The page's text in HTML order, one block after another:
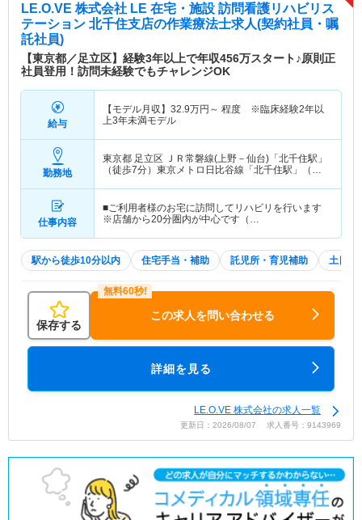
LE.O.VE 株式会社 LE 在宅・施設 訪問看護リハビリス
テーション 北千住支店の作業療法士求人(契約社員・嘱
託社員)
【東京都／足立区】経験3年以上で年収456万スタート♪原則正
社員登用！訪問未経験でもチャレンジOK
給与
【モデル月収】 32.9万円～ 程度 ※臨床経験2年以
上3年未満モデル
勤務地
東京都 足立区
ＪＲ常磐線(上野－仙台)「北千住駅」
（徒歩7分）東京メトロ日比谷線「北千住駅」（徒
仕事内容
■ご利用者様のお宅に訪問してリハビリを行います
※店舗から20分圏内が中心です（…
駅から徒歩10分以内 住宅手当・補助 託児所・育児補助 土日祝
保存する
この求人を問い合わせる
詳細を見る
LE.O.VE 株式会社の求人一覧
更新日：2026/08/07 求人番号：9143969